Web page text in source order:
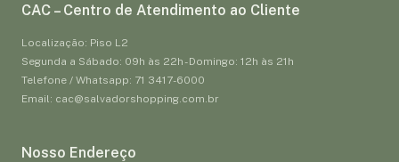
CAC – Centro de Atendimento ao Cliente
Localização: Piso L2
Segunda a Sábado: 09h às 22h - Domingo: 12h às 21h
Telefone / Whatsapp: 71 3417-6000
Email: cac@salvadorshopping.com.br
Nosso Endereço